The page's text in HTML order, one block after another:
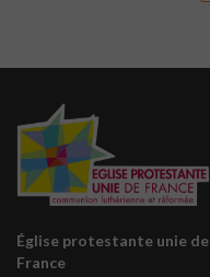
Église protestante unie de
France